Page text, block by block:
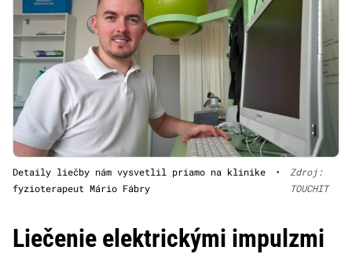
Detaily liečby nám vysvetlil priamo na klinike
fyzioterapeut Mário Fábry
•
Zdroj:
TOUCHIT
Liečenie elektrickými impulzmi